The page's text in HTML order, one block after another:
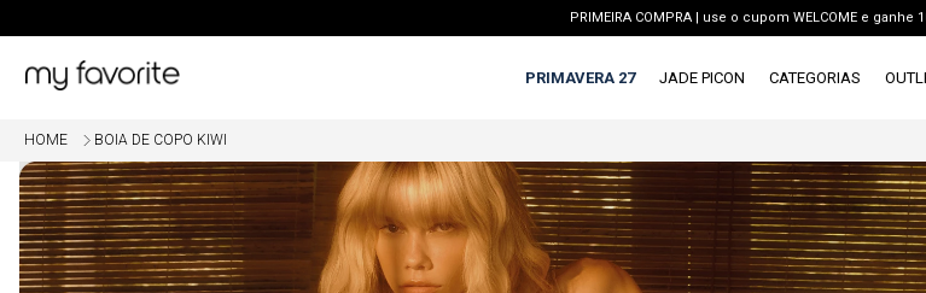
PRIMEIRA COMPRA | use o cupom WELCOME e ganhe
PRIMAVERA 27 JADE PICON CATEGORIAS
HOME BOIA DE COPO KIWI
TERMOS MAIS BUSCADOS
1º
vestido
2
blusa